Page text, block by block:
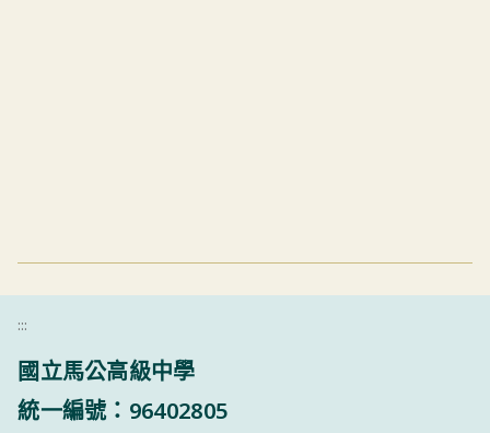
:::
國立馬公高級中學
統一編號：96402805